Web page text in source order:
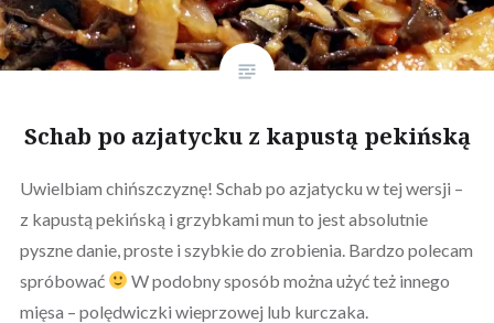
Schab po azjatycku z kapustą pekińską
Uwielbiam chińszczyznę! Schab po azjatycku w tej wersji –
z kapustą pekińską i grzybkami mun to jest absolutnie
pyszne danie, proste i szybkie do zrobienia. Bardzo polecam
spróbować
W podobny sposób można użyć też innego
mięsa – polędwiczki wieprzowej lub kurczaka.